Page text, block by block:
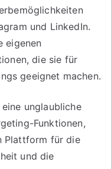
und LinkedIn.
eigenen
die sie für
geeignet machen.
unglaubliche
Funktionen,
Plattform für die
und die